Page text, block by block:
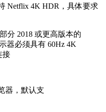
Netflix 4K HDR，具体要求
分 2018 或更高版本的
器必须具有 60Hz 4K
接
器，默认支